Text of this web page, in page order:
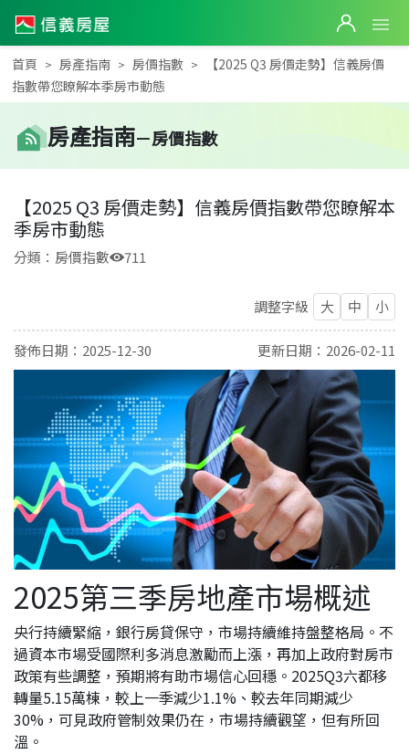
首頁 房產指南 房價指數
【2025 Q3 房價走勢】信義房價
指數帶您瞭解本季房市動態
房產指南－房價指數
【2025 Q3 房價走勢】信義房價指數帶您瞭解本
季房市動態
分類： 房價指數 711
調整字級 大 中 小
發佈日期： 2025-12-30 更新日期： 2026-02-11
2025第三季房地產市場概述
央行持續緊縮，銀行房貸保守，市場持續維持盤整格局。不
過資本市場受國際利多消息激勵而上漲，再加上政府對房市
政策有些調整，預期將有助市場信心回穩。2025Q3六都移
轉量5.15萬棟，較上一季減少1.1%、較去年同期減少
30%，可見政府管制效果仍在，市場持續觀望，但有所回
溫。